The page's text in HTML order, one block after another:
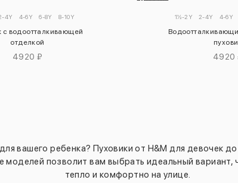
4Y 4-6Y 6-8Y 8-10Y
с водоотталкивающей
отделкой
4920 ₽
1½-2Y 2-4Y 4-6Y
4920
вашего ребенка? Пуховики от H&M для девочек до
моделей позволит вам выбрать идеальный
тепло и комфортно на улице.